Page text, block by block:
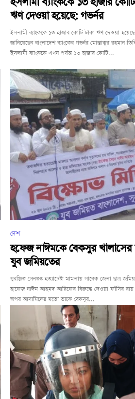
ঋণ দেওয়া হয়েছে: গভর্নর
ইসলামী ব্যাংককে ১৩ হাজার কোটি টাকা ঋণ দেওয়া
জানিয়েছেন বাংলাদেশ ব্যাংকের গভর্নর মোস্তাকুর
ইসলামী ব্যাংককে এখন পর্যন্ত ১৩ হাজার কোটি...
দেশ
হফেজ নাঈমকে বেকসুর খালাসের
যুব জমিয়তের
সুরঞ্জিত সেনগুপ্ত হত্যাচেষ্টা মামলায় সাবেক জেলা ছাত্র
হাফেজ নাঈম আহমদ আরিফের বিরুদ্ধে দেওয়া ফাঁসির রায়
অপর আসামিদের মতো তাকে বেকসুর...